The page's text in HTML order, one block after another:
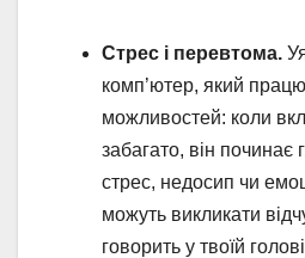
Стрес і перевтома.
комп’ютер, який
можливостей: коли
забагато, він починає
стрес, недосип чи
можуть викликати
говорить у твоїй